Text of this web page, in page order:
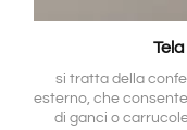
si tratta della
esterno, che
di ganci o